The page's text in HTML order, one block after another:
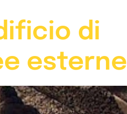
di
esterne